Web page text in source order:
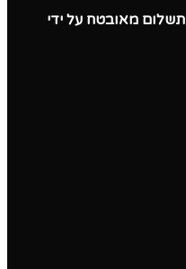
תשלום מאובטח על ידי